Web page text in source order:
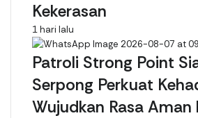
Kekerasan
1 hari lalu
Patroli Strong Point
Serpong Perkuat
Wujudkan Rasa Aman